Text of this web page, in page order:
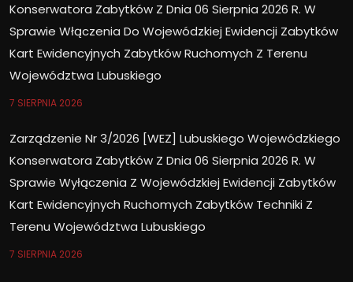
Konserwatora Zabytków Z Dnia 06 Sierpnia 2026 R. W
Sprawie Włączenia Do Wojewódzkiej Ewidencji Zabytków
Kart Ewidencyjnych Zabytków Ruchomych Z Terenu
Województwa Lubuskiego
7 SIERPNIA 2026
Zarządzenie Nr 3/2026 [WEZ] Lubuskiego Wojewódzkiego
Konserwatora Zabytków Z Dnia 06 Sierpnia 2026 R. W
Sprawie Wyłączenia Z Wojewódzkiej Ewidencji Zabytków
Kart Ewidencyjnych Ruchomych Zabytków Techniki Z
Terenu Województwa Lubuskiego
7 SIERPNIA 2026